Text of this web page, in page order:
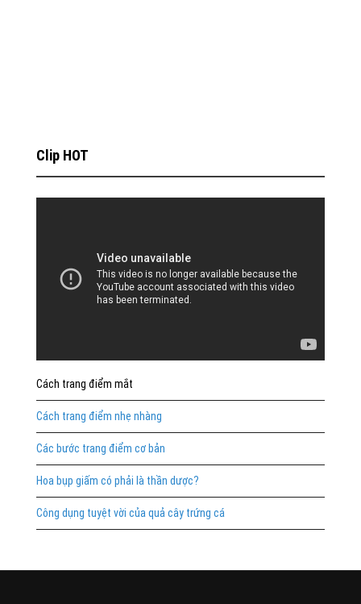
Clip HOT
Cách trang điểm mắt
Cách trang điểm nhẹ nhàng
Các bước trang điểm cơ bản
Hoa bụp giấm có phải là thần dược?
Công dụng tuyệt vời của quả cây trứng cá